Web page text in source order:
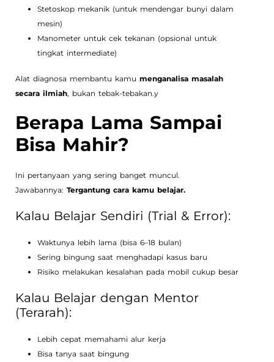
Stetoskop mekanik (untuk mendengar bunyi dalam
mesin)
Manometer untuk cek tekanan (opsional untuk
tingkat intermediate)
Alat diagnosa membantu kamu menganalisa masalah
secara ilmiah, bukan tebak-tebakan.y
Berapa Lama Sampai
Bisa Mahir?
Ini pertanyaan yang sering banget muncul.
Jawabannya: Tergantung cara kamu belajar.
Kalau Belajar Sendiri (Trial & Error):
Waktunya lebih lama (bisa 6–18 bulan)
Sering bingung saat menghadapi kasus baru
Risiko melakukan kesalahan pada mobil cukup besar
Kalau Belajar dengan Mentor
(Terarah):
Lebih cepat memahami alur kerja
Bisa tanya saat bingung